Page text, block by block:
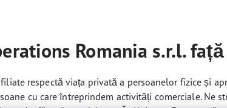
Romania s.r.l.
respectă viața privată a persoanelor fizice și
cu care întreprindem activități comerciale. Ne